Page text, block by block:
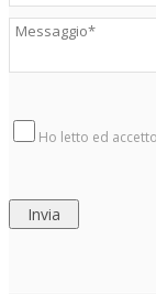
Ho letto ed